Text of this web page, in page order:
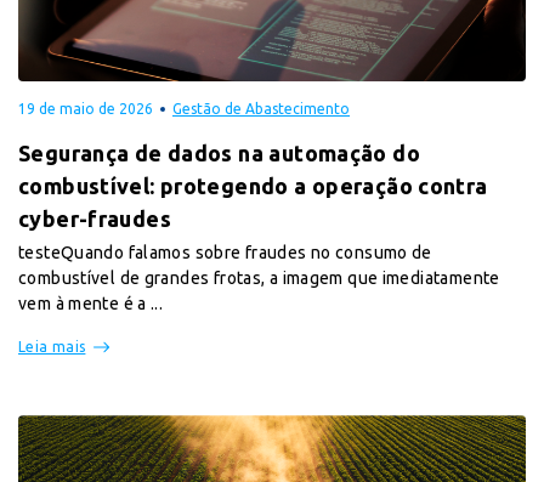
19 de maio de 2026 Gestão de Abastecimento
Segurança de dados na automação do
combustível: protegendo a operação contra
cyber-fraudes
testeQuando falamos sobre fraudes no consumo de
combustível de grandes frotas, a imagem que imediatamente
vem à mente é a ...
Leia mais